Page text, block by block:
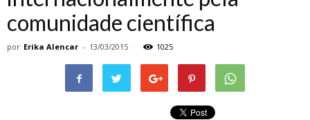
comunidade científica
por Erika Alencar - 13/03/2015 1025